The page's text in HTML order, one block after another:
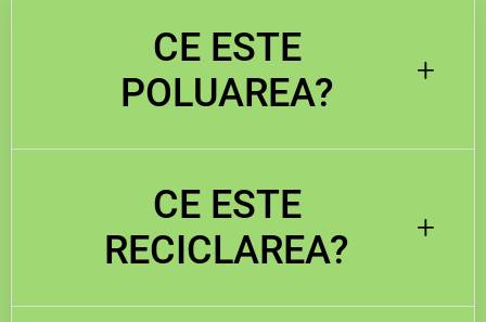
CE ESTE
POLUAREA?
+
CE ESTE
RECICLAREA?
+